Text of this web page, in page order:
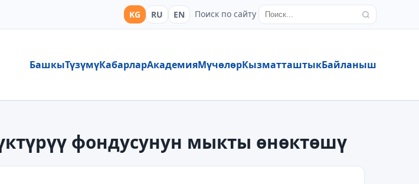
KG RU EN Поиск по сайту
БашкыТүзүмүКабарларАкадемияМүчөлөрКызматташтыкБайланыш
фондусунун мыкты өнөктөшү